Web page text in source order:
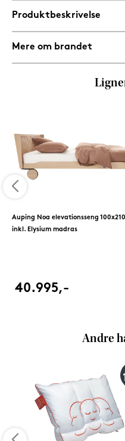
Produktbeskrivelse
Mere om brandet
Auping Noa elevationsseng
inkl. Elysium madras
40.995,-
Andre